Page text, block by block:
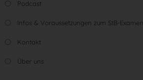
Podcast
Infos & Voraussetzungen zum StB-Examen
Kontakt
Über uns